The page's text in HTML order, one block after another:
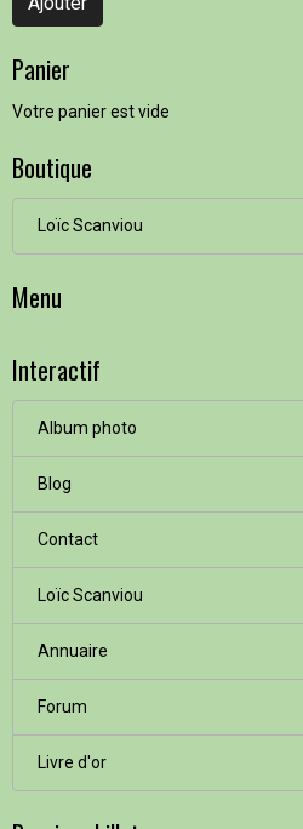
Panier
Votre panier est vide
Boutique
Loïc Scanviou
Menu
Interactif
Album photo
Blog
Contact
Loïc Scanviou
Annuaire
Forum
Livre d'or